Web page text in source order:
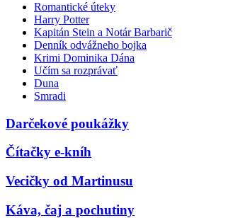
Romantické úteky
Harry Potter
Kapitán Stein a Notár Barbarič
Denník odvážneho bojka
Krimi Dominika Dána
Učím sa rozprávať
Duna
Smradi
Darčekové poukážky
Čítačky e-kníh
Vecičky od Martinusu
Káva, čaj a pochutiny